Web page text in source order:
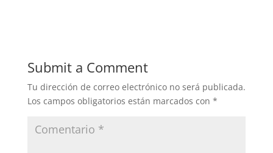
Submit a Comment
Tu dirección de correo electrónico no será publicada.
Los campos obligatorios están marcados con *